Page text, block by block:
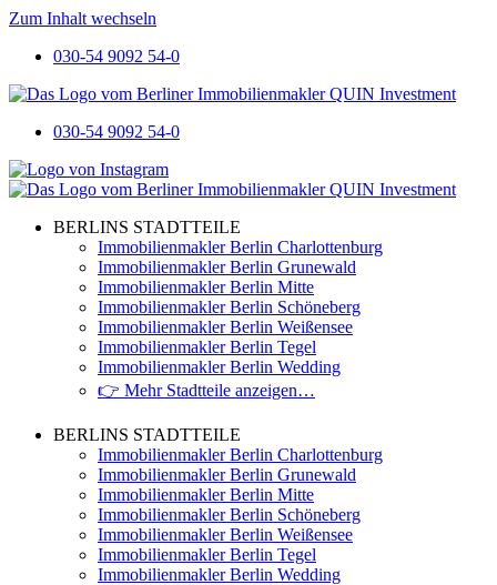
Zum Inhalt wechseln
030-54 9092 54-0
030-54 9092 54-0
BERLINS STADTTEILE
Immobilienmakler Berlin Charlottenburg
Immobilienmakler Berlin Grunewald
Immobilienmakler Berlin Mitte
Immobilienmakler Berlin Schöneberg
Immobilienmakler Berlin Weißensee
Immobilienmakler Berlin Tegel
Immobilienmakler Berlin Wedding
👉 Mehr Stadtteile anzeigen…
BERLINS STADTTEILE
Immobilienmakler Berlin Charlottenburg
Immobilienmakler Berlin Grunewald
Immobilienmakler Berlin Mitte
Immobilienmakler Berlin Schöneberg
Immobilienmakler Berlin Weißensee
Immobilienmakler Berlin Tegel
Immobilienmakler Berlin Wedding